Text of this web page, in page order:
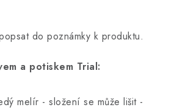
do poznámky k produktu.
a potiskem Trial:
melír - složení se může lišit -